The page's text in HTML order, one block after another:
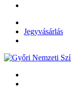
Jegyvásárlás